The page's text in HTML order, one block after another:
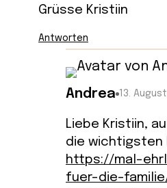
Grüsse Kristiin
Antworten
Andrea 13.
Liebe Kristiin,
die wichtigsten
https://mal-
fuer-die-